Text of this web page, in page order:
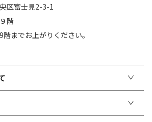
区富士見2-3-1
階
までお上がりください。